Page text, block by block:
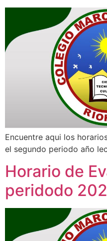
Encuentre aqui los
el segundo periodo año
Horario de
peridodo